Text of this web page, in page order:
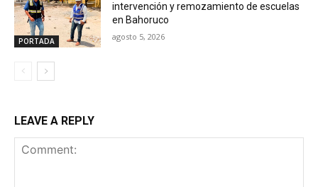
PORTADA
intervención y remozamiento de escuelas
en Bahoruco
agosto 5, 2026
LEAVE A REPLY